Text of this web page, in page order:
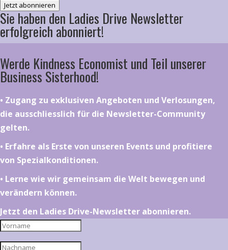
Jetzt abonnieren
Sie haben den Ladies Drive Newsletter
erfolgreich abonniert!
Werde Kindness Economist und Teil unserer
Business Sisterhood!
•⁠ ⁠⁠Zugang zu exklusiven Angeboten und Verlosungen,
die ausschliesslich für die Newsletter-Community
gelten.
•⁠ ⁠⁠Erfahre als Erste von unseren Events und profitiere
von Spezialkonditionen.
•⁠ ⁠⁠Lerne wie wir gemeinsam die Welt bewegen und
verändern können.
Jetzt den Ladies Drive-Newsletter abonnieren.